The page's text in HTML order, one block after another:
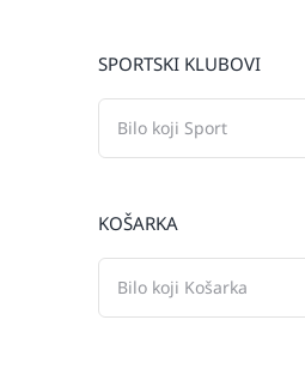
SPORTSKI KLUBOVI
KOŠARKA